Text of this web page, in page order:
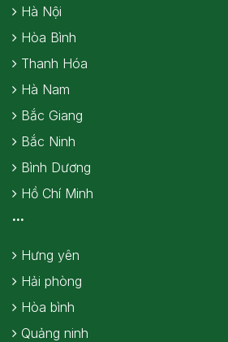
Hà Nội
Hòa Bình
Thanh Hóa
Hà Nam
Bắc Giang
Bắc Ninh
Bình Dương
Hồ Chí Minh
...
Hưng yên
Hải phòng
Hòa bình
Quảng ninh